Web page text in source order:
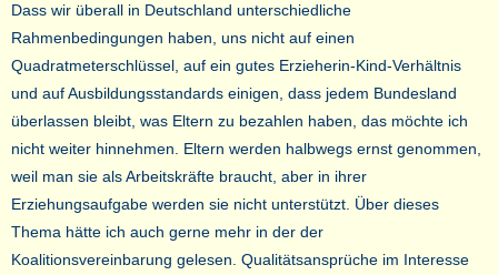
Dass wir überall in Deutschland unterschiedliche
Rahmenbedingungen haben, uns nicht auf einen
Quadratmeterschlüssel, auf ein gutes Erzieherin-Kind-Verhältnis
und auf Ausbildungsstandards einigen, dass jedem Bundesland
überlassen bleibt, was Eltern zu bezahlen haben, das möchte ich
nicht weiter hinnehmen. Eltern werden halbwegs ernst genommen,
weil man sie als Arbeitskräfte braucht, aber in ihrer
Erziehungsaufgabe werden sie nicht unterstützt. Über dieses
Thema hätte ich auch gerne mehr in der der
Koalitionsvereinbarung gelesen. Qualitätsansprüche im Interesse